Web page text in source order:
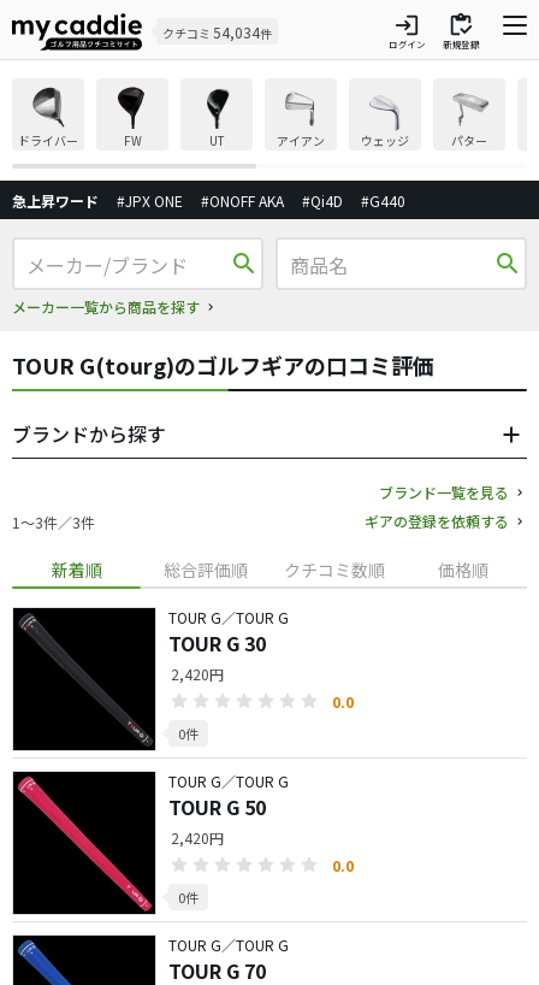
クチコミ 54,034件 login
ログイン
inventory
新規登録
ドライバー FW UT アイアン ウェッジ パター
急上昇ワード #JPX ONE #ONOFF AKA #Qi4D #G440
search
メーカー一覧から商品を探す
search
TOUR G(tourg)のゴルフギアの口コミ評価
ブランドから探す
1〜3件／3件
ブランド一覧を見る
ギアの登録を依頼する
新着順 総合評価順 クチコミ数順 価格順
TOUR G／TOUR G
TOUR G 30
2,420円
0.0
0件
TOUR G／TOUR G
TOUR G 50
2,420円
0.0
0件
TOUR G／TOUR G
TOUR G 70